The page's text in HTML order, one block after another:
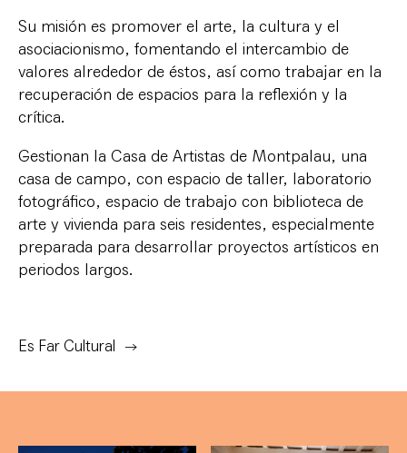
Su misión es promover el arte, la cultura y el
asociacionismo, fomentando el intercambio de
valores alrededor de éstos, así como trabajar en la
recuperación de espacios para la reflexión y la
crítica.
Gestionan la Casa de Artistas de Montpalau, una
casa de campo, con espacio de taller, laboratorio
fotográfico, espacio de trabajo con biblioteca de
arte y vivienda para seis residentes, especialmente
preparada para desarrollar proyectos artísticos en
periodos largos.
Es Far Cultural